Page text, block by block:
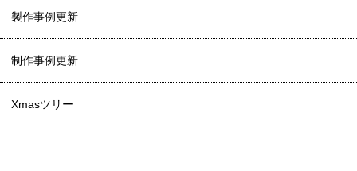
製作事例更新
制作事例更新
Xmasツリー